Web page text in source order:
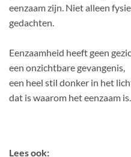
eenzaam zijn. Niet alleen
gedachten.
Eenzaamheid heeft geen
een onzichtbare gevangenis,
een heel stil donker in het
dat is waarom het eenzaam is.
Lees ook: